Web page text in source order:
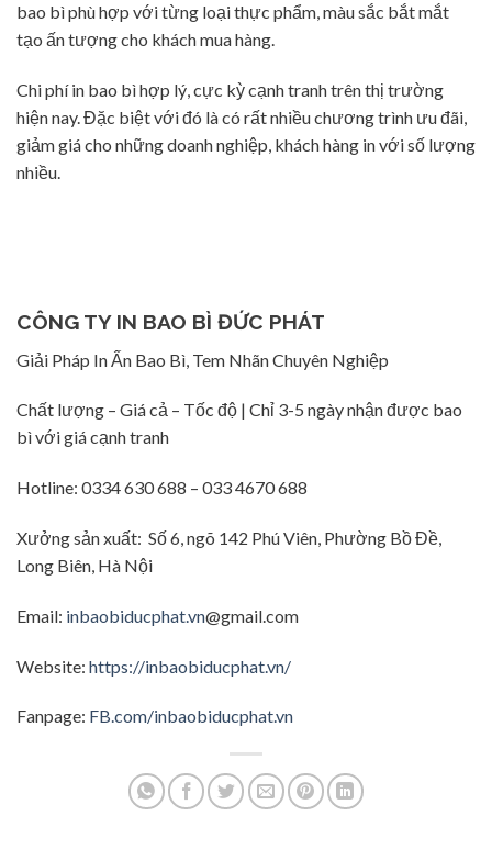
bao bì phù hợp với từng loại thực phẩm, màu sắc bắt mắt
tạo ấn tượng cho khách mua hàng.
Chi phí in bao bì hợp lý, cực kỳ cạnh tranh trên thị trường
hiện nay. Đặc biệt với đó là có rất nhiều chương trình ưu đãi,
giảm giá cho những doanh nghiệp, khách hàng in với số lượng
nhiều.
CÔNG TY IN BAO BÌ ĐỨC PHÁT
Giải Pháp In Ấn Bao Bì, Tem Nhãn Chuyên Nghiệp
Chất lượng – Giá cả – Tốc độ | Chỉ 3-5 ngày nhận được bao
bì với giá cạnh tranh
Hotline: 0334 630 688 – 033 4670 688
Xưởng sản xuất: Số 6, ngõ 142 Phú Viên, Phường Bồ Đề,
Long Biên, Hà Nội
Email: inbaobiducphat.vn@gmail.com
Website: https://inbaobiducphat.vn/
Fanpage: FB.com/inbaobiducphat.vn